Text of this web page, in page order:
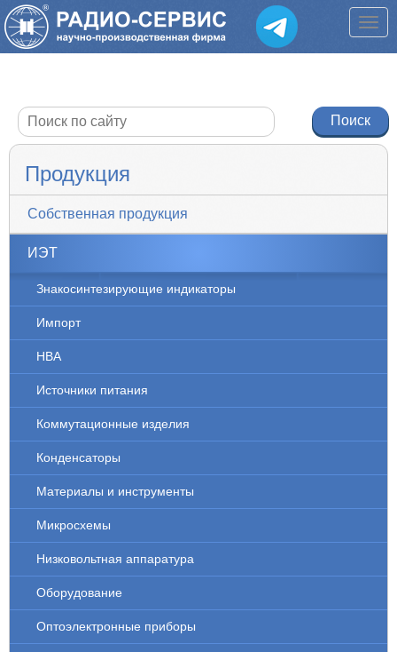
Продукция
Собственная продукция
ИЭТ
Знакосинтезирующие индикаторы
Импорт
НВА
Источники питания
Коммутационные изделия
Конденсаторы
Материалы и инструменты
Микросхемы
Низковольтная аппаратура
Оборудование
Оптоэлектронные приборы